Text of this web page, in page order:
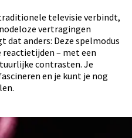
televisie verbindt,
vertragingen
dat anders: Deze spelmodus
– met een
contrasten. Je
en je kunt je nog